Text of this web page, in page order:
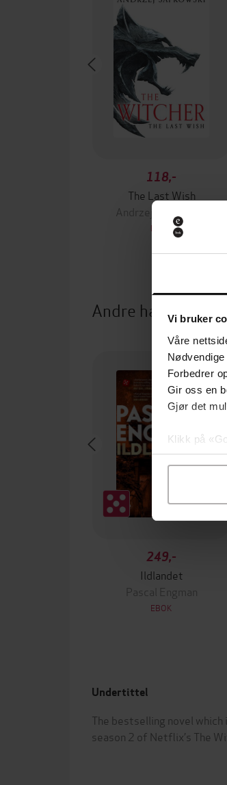
Vi bruker
Våre
Forbedrer
Gir oss en
Gjør det
Klikk på
samtykke
118,-
The Last Wish
Andrzej Sapkowski
EBOK
Andre har også
249,-
Ildlandet
Pascal Engman
EBOK
Undertittel
The bestselling novel which
season 2 of Netflix’s The